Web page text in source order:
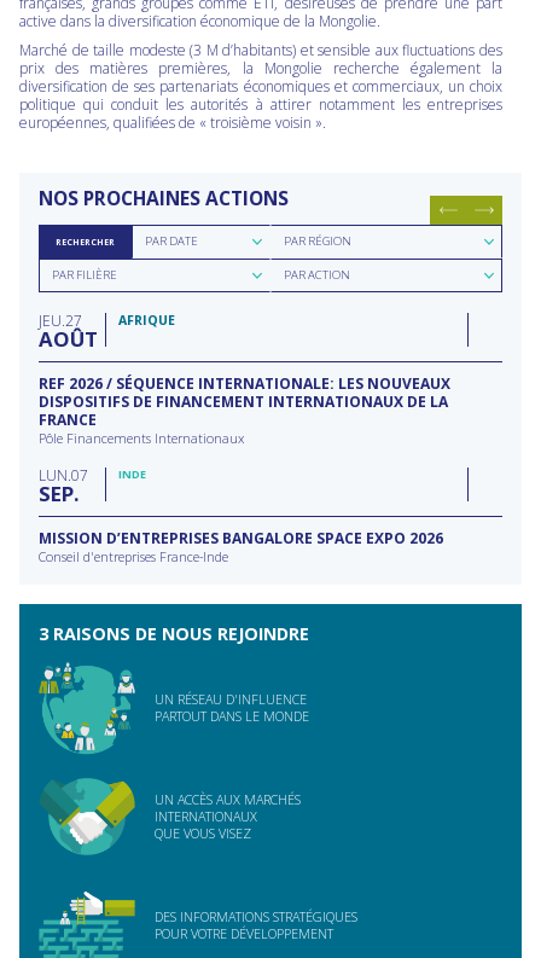
active dans la diversification économique de la Mongolie.
Marché de taille modeste (3 M d’habitants) et sensible aux fluctuations des
prix des matières premières, la Mongolie recherche également la
diversification de ses partenariats économiques et commerciaux, un choix
politique qui conduit les autorités à attirer notamment les entreprises
européennes, qualifiées de « troisième voisin ».
NOS PROCHAINES ACTIONS
RECHERCHER
Rechercher
parPAR DATE
Rechercher
par
région
PAR RÉGION
Rechercher
parPAR FILIÈRE
Rechercher
parPAR ACTION
JEU 27
AOÛT
AFRIQUE
REF 2026 / SÉQUENCE INTERNATIONALE: LES NOUVEAUX
DISPOSITIFS DE FINANCEMENT INTERNATIONAUX DE LA
FRANCE
Pôle Financements Internationaux
LUN 07
SEP
INDE
MISSION D’ENTREPRISES BANGALORE SPACE EXPO 2026
Conseil d'entreprises France-Inde
3 RAISONS DE NOUS REJOINDRE
UN RÉSEAU D'INFLUENCE
PARTOUT DANS LE MONDE
UN ACCÈS AUX MARCHÉS
INTERNATIONAUX
QUE VOUS VISEZ
DES INFORMATIONS STRATÉGIQUES
POUR VOTRE DÉVELOPPEMENT